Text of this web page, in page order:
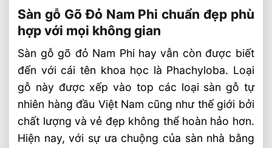
Sàn gỗ Gõ Đỏ Nam Phi chuẩn đẹp phù
hợp với mọi không gian
Sàn gỗ gõ đỏ Nam Phi hay vẫn còn được biết
đến với cái tên khoa học là Phachyloba. Loại
gỗ này được xếp vào top các loại sàn gỗ tự
nhiên hàng đầu Việt Nam cũng như thế giới bởi
chất lượng và vẻ đẹp không thể hoàn hảo hơn.
Hiện nay, với sự ưa chuộng của sàn nhà bằng